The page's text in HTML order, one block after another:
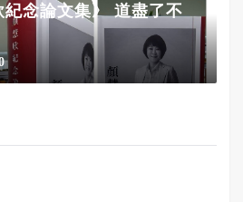
紀念論文集》 道盡了不